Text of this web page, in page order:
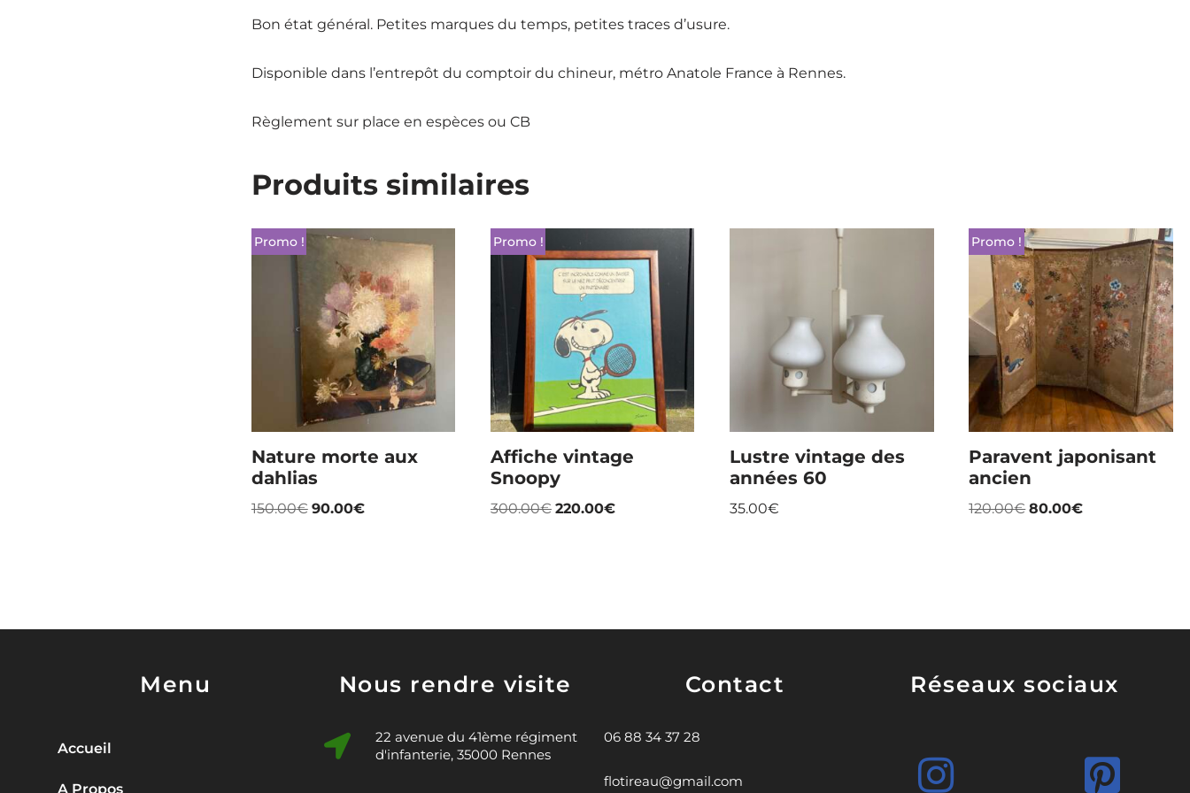
Bon état général. Petites marques du temps, petites traces d’usure.
Disponible dans l’entrepôt du comptoir du chineur, métro Anatole France à Rennes.
Règlement sur place en espèces ou CB
Produits similaires
Promo !
Nature morte aux
dahlias
150.00€ 90.00€
Promo !
Affiche vintage
Snoopy
300.00€ 220.00€
Lustre vintage des
années 60
35.00€
Promo !
Paravent japonisant
ancien
120.00€ 80.00€
Menu
Accueil
A Propos
Nous rendre visite
22 avenue du 41ème régiment
d'infanterie, 35000 Rennes
Contact
06 88 34 37 28
flotireau@gmail.com
Réseaux sociaux